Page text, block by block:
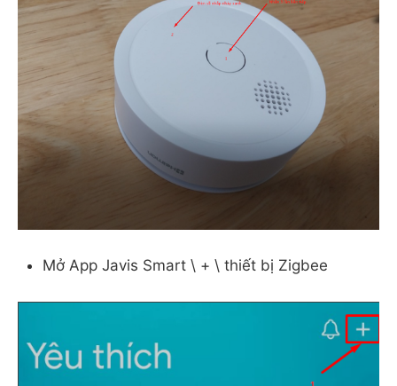
Mở App Javis Smart \ + \ thiết bị Zigbee